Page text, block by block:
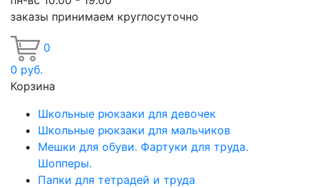
заказы принимаем круглосуточно
0
0 руб.
Корзина
Школьные рюкзаки для девочек
Школьные рюкзаки для мальчиков
Мешки для обуви. Фартуки для труда.
Шопперы.
Папки для тетрадей и труда